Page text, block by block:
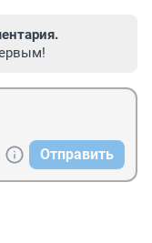
Отправить